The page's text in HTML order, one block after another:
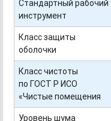
Стандартный рабочий
инструмент
Класс защиты
оболочки
Класс чистоты
по ГОСТ Р ИСО
«Чистые помещения
Уровень шума